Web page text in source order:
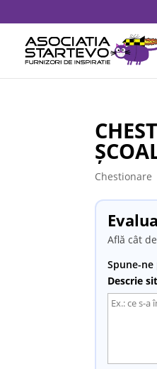
Chestionare
Află cât
Spune-
Descrie